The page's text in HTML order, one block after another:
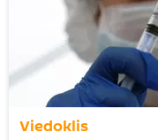
Viedoklis